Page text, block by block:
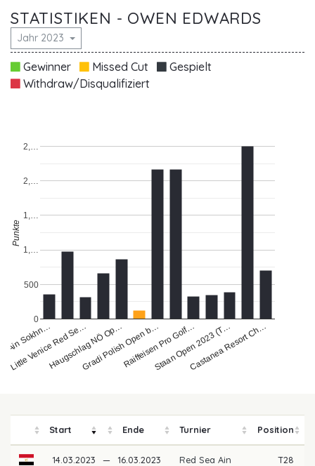
STATISTIKEN - OWEN EDWARDS
Jahr 2023
Gewinner Missed Cut
Gespielt
Withdraw/Disqualifiziert
Sokhn…
Little Venice Red Se…
Haugschlag NÖ Op…
Gradi Polish Open b…
Raiffeisen Pro Golf…
Staan Open 2023 (T…
Castanea Resort Ch…
0
500
1,…
1,…
2,…
2,…
Punkte
Start Ende Turnier Position
14.03.2023 — 16.03.2023
Red Sea Ain
T28